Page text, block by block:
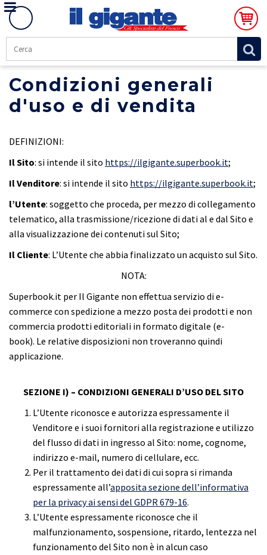
Condizioni generali
d'uso e di vendita
DEFINIZIONI:
Il Sito: si intende il sito https://ilgigante.superbook.it;
Il Venditore: si intende il sito https://ilgigante.superbook.it;
l’Utente: soggetto che proceda, per mezzo di collegamento
telematico, alla trasmissione/ricezione di dati al e dal Sito e
alla visualizzazione dei contenuti sul Sito;
Il Cliente: L’Utente che abbia finalizzato un acquisto sul Sito.
NOTA:
Superbook.it per Il Gigante non effettua servizio di e-
commerce con spedizione a mezzo posta dei prodotti e non
commercia prodotti editoriali in formato digitale (e-
book). Le relative disposizioni non troveranno quindi
applicazione.
SEZIONE I) – CONDIZIONI GENERALI D’USO DEL SITO
L’Utente riconosce e autorizza espressamente il
Venditore e i suoi fornitori alla registrazione e utilizzo
del flusso di dati in ingresso al Sito: nome, cognome,
indirizzo e-mail, numero di cellulare, ecc.
Per il trattamento dei dati di cui sopra si rimanda
espressamente all’apposita sezione dell’informativa
per la privacy ai sensi del GDPR 679-16.
L’Utente espressamente riconosce che il
malfunzionamento, sospensione, ritardo, lentezza nel
funzionamento del Sito non è in alcun caso